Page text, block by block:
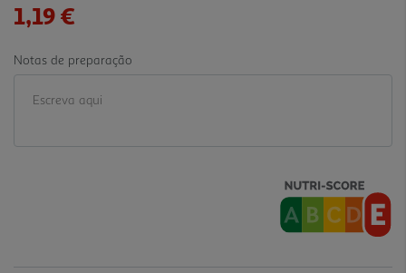
escola ou saborear a qualquer hora.
1,19 €
Notas de preparação